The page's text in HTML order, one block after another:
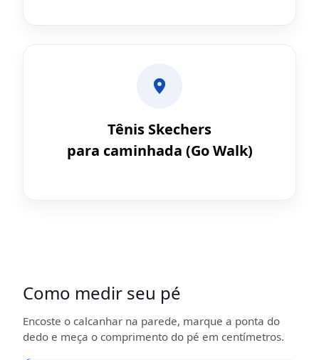
Tênis Skechers
para caminhada (Go Walk)
Como medir seu pé
Encoste o calcanhar na parede, marque a ponta do
dedo e meça o comprimento do pé em centímetros.